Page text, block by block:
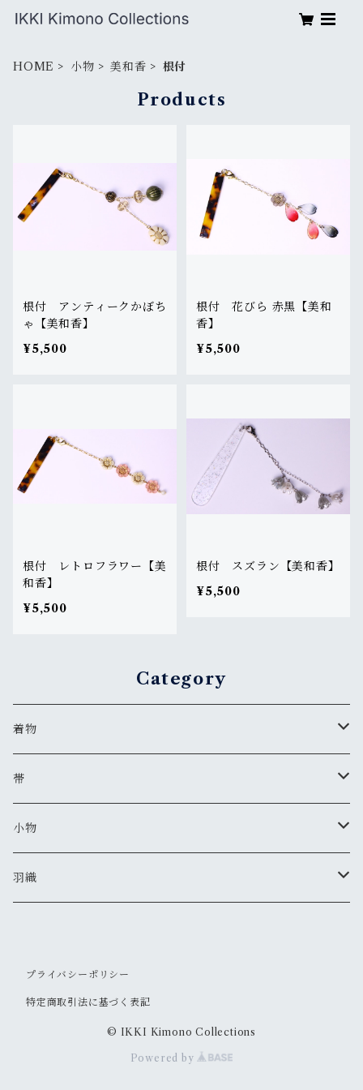
HOME 小物 美和香 根付
Products
根付 アンティークかぼち
ゃ【美和香】
¥5,500
根付 花びら 赤黒【美和
香】
¥5,500
根付 レトロフラワー【美
和香】
¥5,500
根付 スズラン【美和香】
¥5,500
Category
着物
夏着物
セオアルファ(レディース)
セオアルファ(メンズ)
帯
半巾帯
小物
美和香
ピアス・イヤリング
羽織
セオアルファ(メンズ)
プライバシーポリシー
特定商取引法に基づく表記
© IKKI Kimono Collections
Powered by